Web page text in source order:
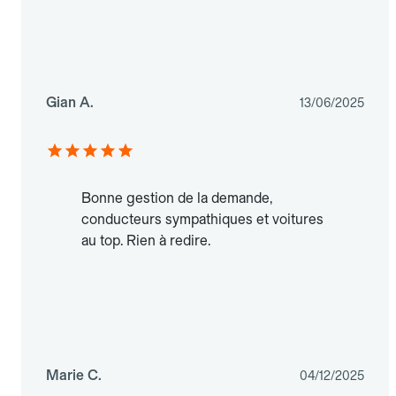
Gian A. 13/06/2025
Bonne gestion de la demande,
conducteurs sympathiques et voitures
au top. Rien à redire.
Marie C. 04/12/2025